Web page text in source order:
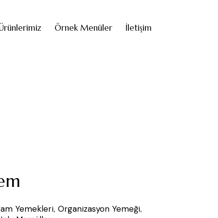
Örnek Menüler İletişim
Yemekleri, Organizasyon Yemeği,